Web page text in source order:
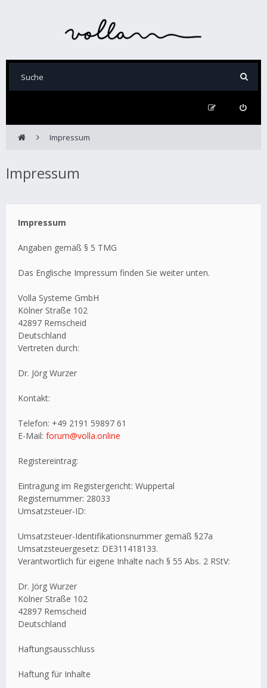
Impressum
Impressum
Impressum
Angaben gemäß § 5 TMG
Das Englische Impressum finden Sie weiter unten.
Volla Systeme GmbH
Kölner Straße 102
42897 Remscheid
Deutschland
Vertreten durch:
Dr. Jörg Wurzer
Kontakt:
Telefon: +49 2191 59897 61
E-Mail: forum@volla.online
Registereintrag:
Eintragung im Registergericht: Wuppertal
Registernummer: 28033
Umsatzsteuer-ID:
Umsatzsteuer-Identifikationsnummer gemäß §27a
Umsatzsteuergesetz: DE311418133.
Verantwortlich für eigene Inhalte nach § 55 Abs. 2 RStV:
Dr. Jörg Wurzer
Kölner Straße 102
42897 Remscheid
Deutschland
Haftungsausschluss
Haftung für Inhalte